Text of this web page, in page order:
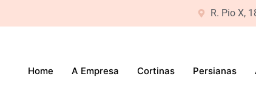
R. Pio X,
Home A Empresa Cortinas Persianas